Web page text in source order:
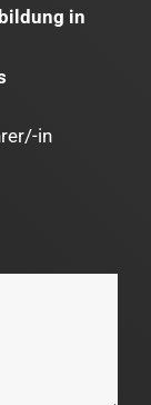
in
in